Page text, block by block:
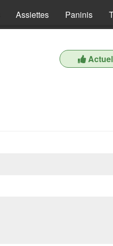
Assiettes Paninis